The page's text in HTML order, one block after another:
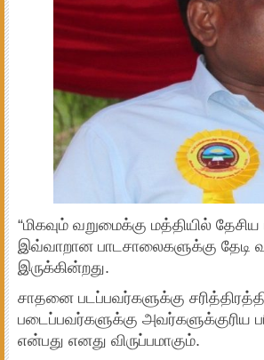
“மிகவும் வறுமைக்கு மத்தியில்
இவ்வாறான பாடசாலைகளுக்கு தேடி
இருக்கின்றது.
சாதனை படப்பவர்களுக்கு
படைப்பவர்களுக்கு அவர்களுக்குரிய
என்பது எனது விருப்பமாகும்.